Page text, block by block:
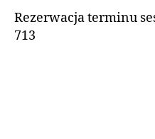
Rezerwacja terminu
713